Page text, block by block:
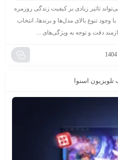
تاثیر زیادی بر کیفیت زندگی روزمره
داشته باشد. به ویژه در سال 2025، با وجود تنوع بالای مدل‌ها و برندها، انتخاب
دقت و توجه به ویژگی‌های ...
اسنوا